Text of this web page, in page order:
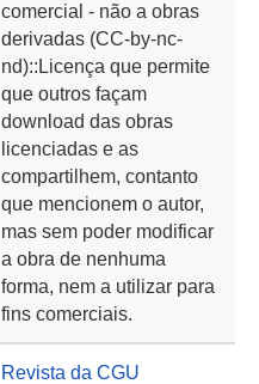
comercial - não a obras
derivadas (CC-by-nc-
nd)::Licença que permite
que outros façam
download das obras
licenciadas e as
compartilhem, contanto
que mencionem o autor,
mas sem poder modificar
a obra de nenhuma
forma, nem a utilizar para
fins comerciais.
Revista da CGU